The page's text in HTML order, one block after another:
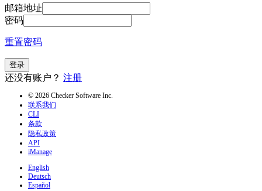
邮箱地址
密码
重置密码
登录
还没有账户？ 注册
© 2026 Checker Software Inc.
联系我们
CLI
条款
隐私政策
API
iManage
English
Deutsch
Español